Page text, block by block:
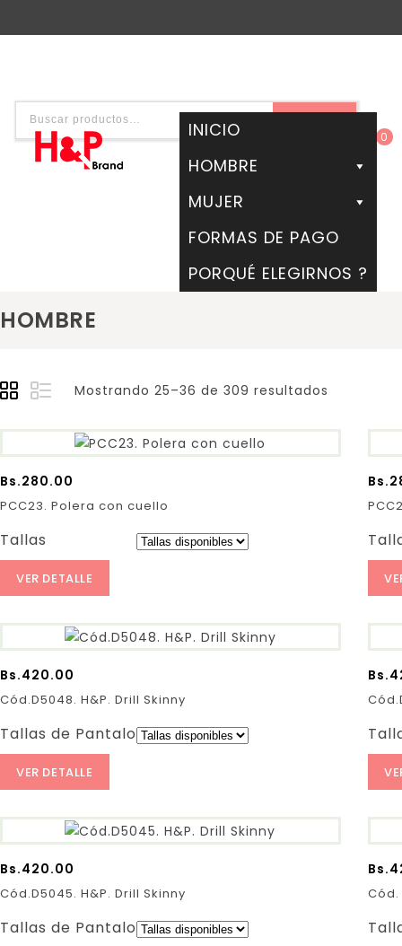
0
INICIO
HOMBRE
MUJER
FORMAS DE PAGO
PORQUÉ ELEGIRNOS ?
HOMBRE
Mostrando 25–36 de 309 resultados
Bs.280.00
PCC23. Polera con cuello
Tallas
VER DETALLE
Bs.
Bs.420.00
Cód.D5048. H&P. Drill Skinny
Tallas de Pantalones:
VER DETALLE
Bs.
Bs.420.00
Cód.D5045. H&P. Drill Skinny
Tallas de Pantalones:
Bs.
Cód.